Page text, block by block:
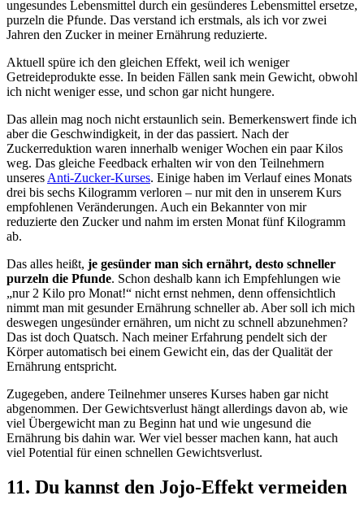
ungesundes Lebensmittel durch ein gesünderes Lebensmittel ersetze,
purzeln die Pfunde. Das verstand ich erstmals, als ich vor zwei
Jahren den Zucker in meiner Ernährung reduzierte.
Aktuell spüre ich den gleichen Effekt, weil ich weniger
Getreideprodukte esse. In beiden Fällen sank mein Gewicht, obwohl
ich nicht weniger esse, und schon gar nicht hungere.
Das allein mag noch nicht erstaunlich sein. Bemerkenswert finde ich
aber die Geschwindigkeit, in der das passiert. Nach der
Zuckerreduktion waren innerhalb weniger Wochen ein paar Kilos
weg. Das gleiche Feedback erhalten wir von den Teilnehmern
unseres Anti-Zucker-Kurses. Einige haben im Verlauf eines Monats
drei bis sechs Kilogramm verloren – nur mit den in unserem Kurs
empfohlenen Veränderungen. Auch ein Bekannter von mir
reduzierte den Zucker und nahm im ersten Monat fünf Kilogramm
ab.
Das alles heißt, je gesünder man sich ernährt, desto schneller
purzeln die Pfunde. Schon deshalb kann ich Empfehlungen wie
„nur 2 Kilo pro Monat!“ nicht ernst nehmen, denn offensichtlich
nimmt man mit gesunder Ernährung schneller ab. Aber soll ich mich
deswegen ungesünder ernähren, um nicht zu schnell abzunehmen?
Das ist doch Quatsch. Nach meiner Erfahrung pendelt sich der
Körper automatisch bei einem Gewicht ein, das der Qualität der
Ernährung entspricht.
Zugegeben, andere Teilnehmer unseres Kurses haben gar nicht
abgenommen. Der Gewichtsverlust hängt allerdings davon ab, wie
viel Übergewicht man zu Beginn hat und wie ungesund die
Ernährung bis dahin war. Wer viel besser machen kann, hat auch
viel Potential für einen schnellen Gewichtsverlust.
11. Du kannst den Jojo-Effekt vermeiden